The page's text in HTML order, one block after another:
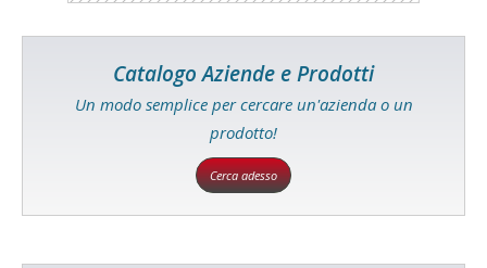
Catalogo Aziende e Prodotti
Un modo semplice per cercare un'azienda o un
prodotto!
Cerca adesso